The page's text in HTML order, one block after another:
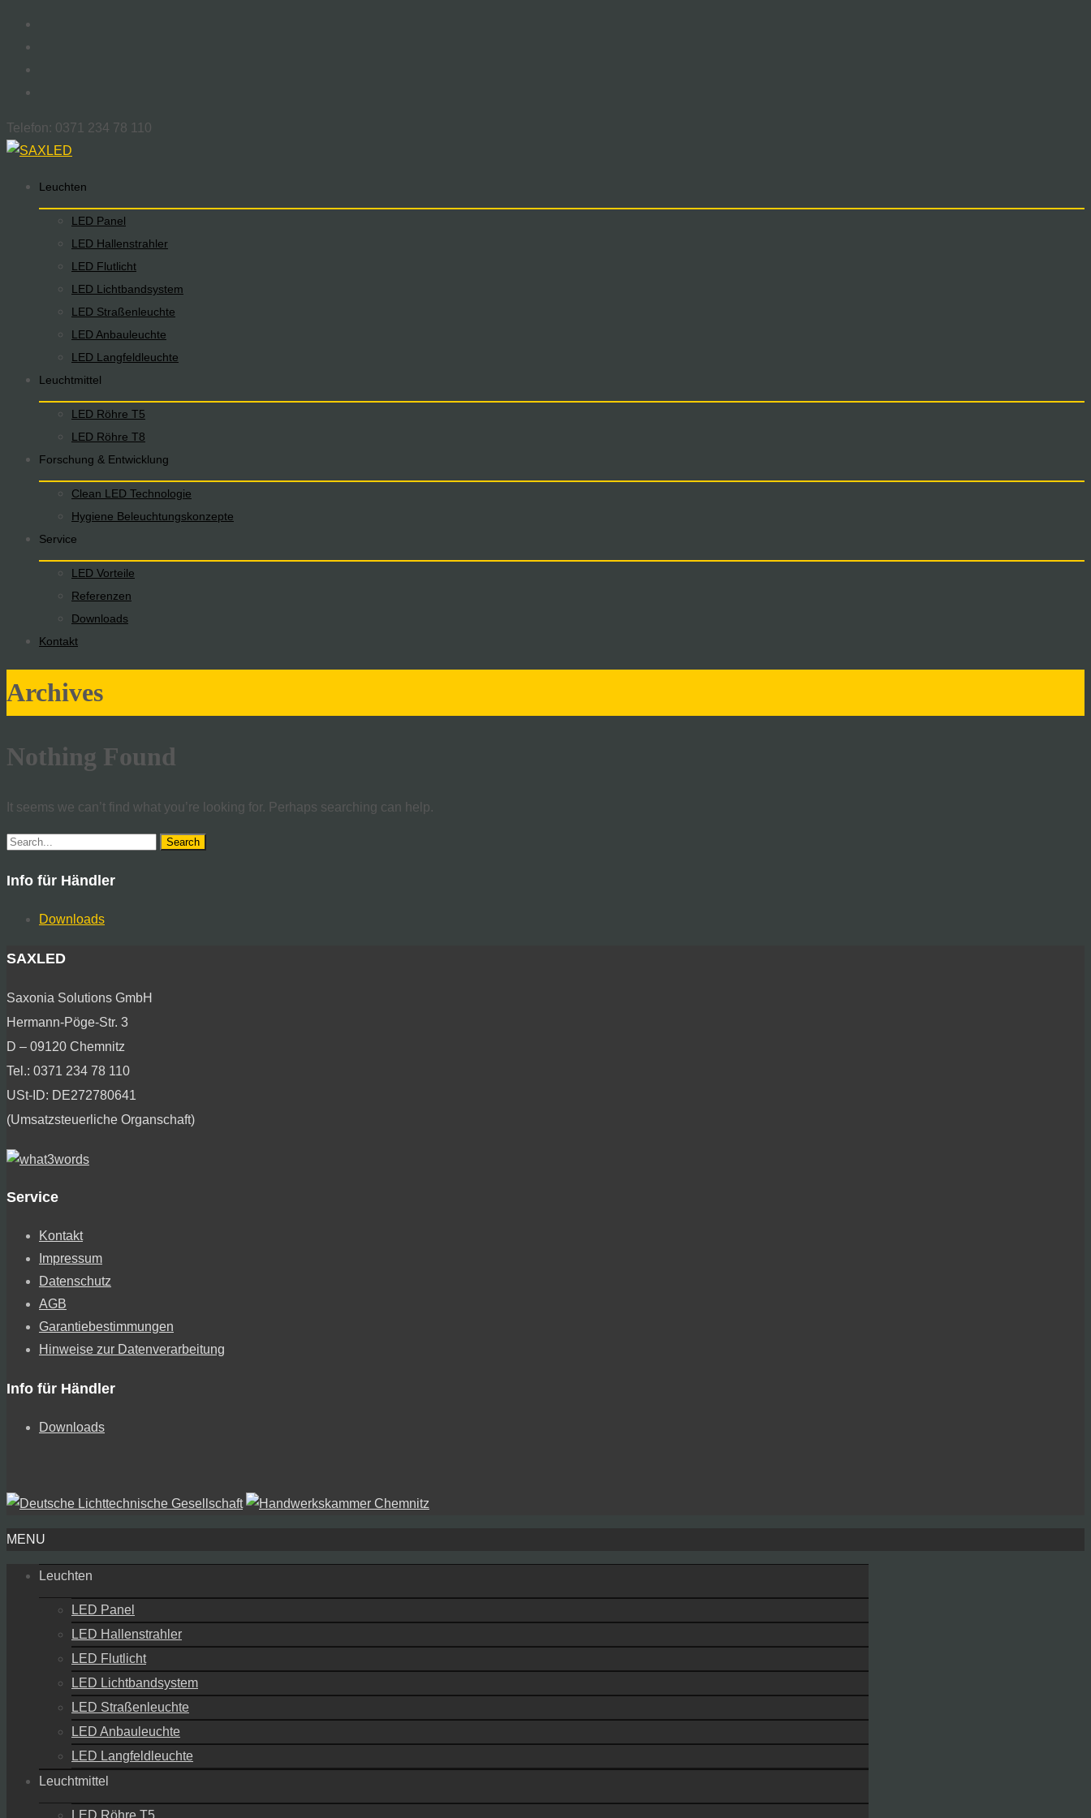
Telefon: 0371 234 78 110
Skip
Leuchten
LED Panel
LED Hallenstrahler
LED Flutlicht
LED Lichtbandsystem
LED Straßenleuchte
LED Anbauleuchte
LED Langfeldleuchte
Leuchtmittel
LED Röhre T5
LED Röhre T8
Forschung & Entwicklung
Clean LED Technologie
Hygiene Beleuchtungskonzepte
Service
LED Vorteile
Referenzen
Downloads
Kontakt
Archives
Nothing Found
It seems we can’t find what you’re looking for. Perhaps searching can help.
Search
Info für Händler
Downloads
SAXLED
Saxonia Solutions GmbH
Hermann-Pöge-Str. 3
D – 09120 Chemnitz
Tel.: 0371 234 78 110
USt-ID: DE272780641
(Umsatzsteuerliche Organschaft)
Service
Kontakt
Impressum
Datenschutz
AGB
Garantiebestimmungen
Hinweise zur Datenverarbeitung
Info für Händler
Downloads
MENU
Leuchten
LED Panel
LED Hallenstrahler
LED Flutlicht
LED Lichtbandsystem
LED Straßenleuchte
LED Anbauleuchte
LED Langfeldleuchte
Leuchtmittel